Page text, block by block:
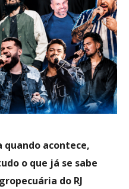
quando acontece,
o que já se sabe
do RJ